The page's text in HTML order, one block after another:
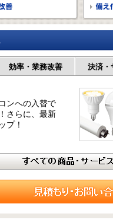
効率・業務改善 決済・
ンへの入替で
さらに、最新
プ！